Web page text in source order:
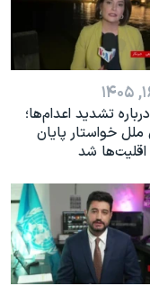
تشدید اعدام‌ها؛
ملل خواستار پایان
شد